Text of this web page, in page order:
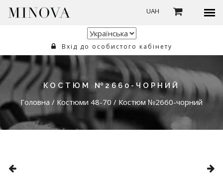
UAH
Вхід до особистого кабінету
КОСТЮМ №2660-ЧОРНИЙ
Головна / Костюми 48-70/ Костюм №2660-чорний